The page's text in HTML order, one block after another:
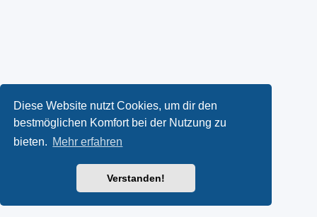
Diese Website nutzt Cookies, um dir den
bestmöglichen Komfort bei der Nutzung zu
bieten. Mehr erfahren
Verstanden!